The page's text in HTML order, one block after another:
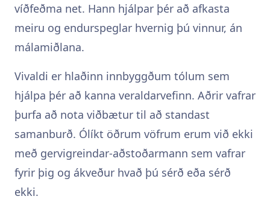
víðfeðma net. Hann hjálpar þér að afkasta
meiru og endurspeglar hvernig þú vinnur, án
málamiðlana.
Vivaldi er hlaðinn innbyggðum tólum sem
hjálpa þér að kanna veraldarvefinn. Aðrir vafrar
þurfa að nota viðbætur til að standast
samanburð. Ólíkt öðrum vöfrum erum við ekki
með gervigreindar-aðstoðarmann sem vafrar
fyrir þig og ákveður hvað þú sérð eða sérð
ekki.